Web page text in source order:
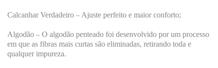
Calcanhar Verdadeiro – Ajuste perfeito e maior conforto;
Algodão – O algodão penteado foi desenvolvido por um processo
em que as fibras mais curtas são eliminadas, retirando toda e
qualquer impureza.